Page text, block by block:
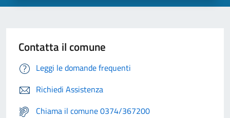
Contatta il comune
Leggi le domande frequenti
Richiedi Assistenza
Chiama il comune 0374/367200